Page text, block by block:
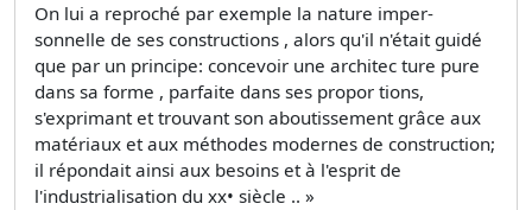
On lui a reproché par exemple la nature imper­
sonnelle de ses constructions , alors qu'il n'était guidé
que par un principe: concevoir une architec­ ture pure
dans sa forme , parfaite dans ses propor­ tions,
s'exprimant et trouvant son aboutissement grâce aux
matériaux et aux méthodes modernes de construction;
il répondait ainsi aux besoins et à l'esprit de
l'industrialisation du xx• siècle .. »